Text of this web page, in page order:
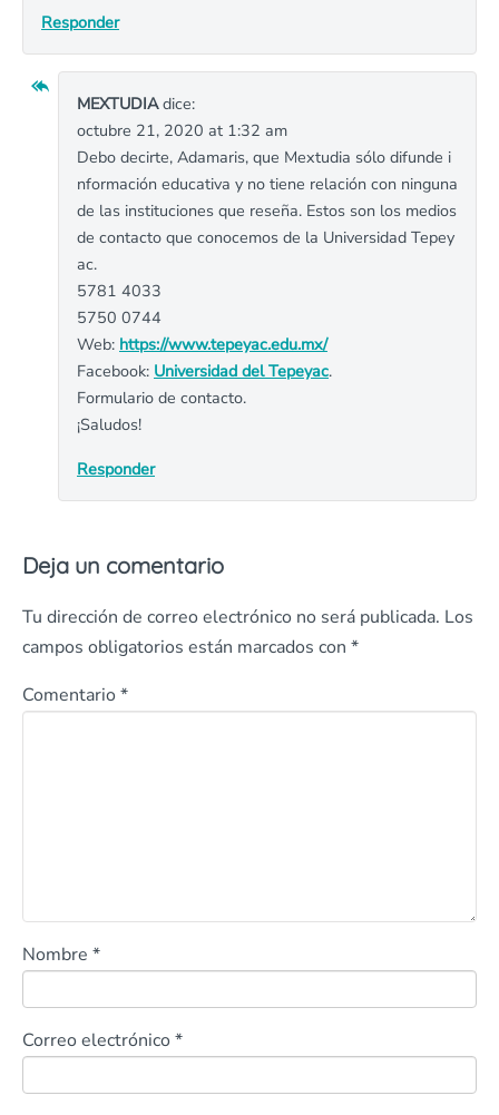
Responder
MEXTUDIAdice:
octubre 21, 2020 at 1:32 am
Debo decirte, Adamaris, que Mextudia sólo difunde i
nformación educativa y no tiene relación con ninguna
de las instituciones que reseña. Estos son los medios
de contacto que conocemos de la Universidad Tepey
ac.
5781 4033
5750 0744
Web: https://www.tepeyac.edu.mx/
Facebook: Universidad del Tepeyac.
Formulario de contacto.
¡Saludos!
Responder
Deja un comentario
Tu dirección de correo electrónico no será publicada. Los
campos obligatorios están marcados con *
Comentario *
Nombre *
Correo electrónico *